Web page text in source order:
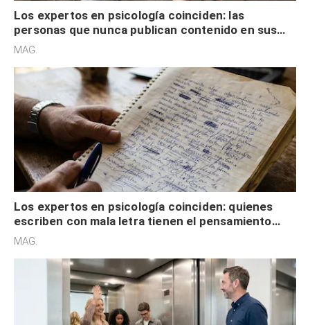
Los expertos en psicología coinciden: las
personas que nunca publican contenido en sus
redes sociales no pretenden buscar validación
MAG.
Los expertos en psicología coinciden: quienes
escriben con mala letra tienen el pensamiento
acelerado y no lo hacen por desinterés
MAG.